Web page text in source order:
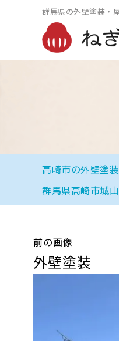
群馬県の外壁塗装・
高崎市の外壁塗
群馬県高崎市城
前の画像
外壁塗装